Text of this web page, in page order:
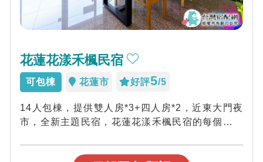
花蓮花漾禾楓民宿
可包棟 花蓮市 好評5/5
14人包棟，提供雙人房*3+四人房*2，近東大門夜
市，全新主題民宿，花蓮花漾禾楓民宿的每個房間